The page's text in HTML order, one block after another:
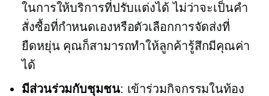
ในการให้บริการที่ปรับแต่งได้ ไม่ว่าจะเป็นคำ
สั่งซื้อที่กำหนดเองหรือตัวเลือกการจัดส่งที่
ยืดหยุ่น คุณก็สามารถทำให้ลูกค้ารู้สึกมีคุณค่า
ได้
มีส่วนร่วมกับชุมชน: เข้าร่วมกิจกรรมในท้อง